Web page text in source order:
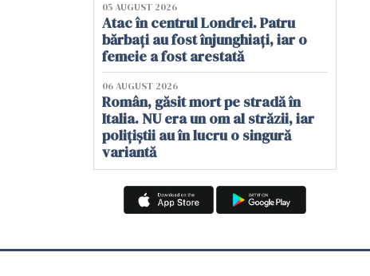
05 AUGUST 2026
Atac în centrul Londrei. Patru
bărbați au fost înjunghiați, iar o
femeie a fost arestată
06 AUGUST 2026
Român, găsit mort pe stradă în
Italia. NU era un om al străzii, iar
polițiștii au în lucru o singură
variantă